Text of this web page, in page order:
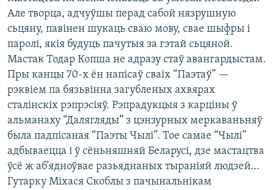
Але творца, адчуўшы перад сабой нязрушную
сьцяну, павінен шукаць сваю мову, свае шыфры і
паролі, якія будуць пачутыя за гэтай сьцяной.
Мастак Тодар Копша не адразу стаў авангардыстам.
Пры канцы 70-х ён напісаў сваіх “Паэтаў” —
рэквіем па бязьвінна загубленых ахвярах
сталінскіх рэпрэсіяў. Рэпрадукцыя з карціны ў
альманаху “Далягляды” з цэнзурных меркаваньняў
была падпісаная “Паэты Чылі”. Тое самае “Чылі”
адбываецца і ў сёньняшняй Беларусі, дзе мастацтва
ўсё ж аб’ядноўвае разьяднаных тыраніяй людзей…
Гутарку Міхася Скоблы з пачынальнікам